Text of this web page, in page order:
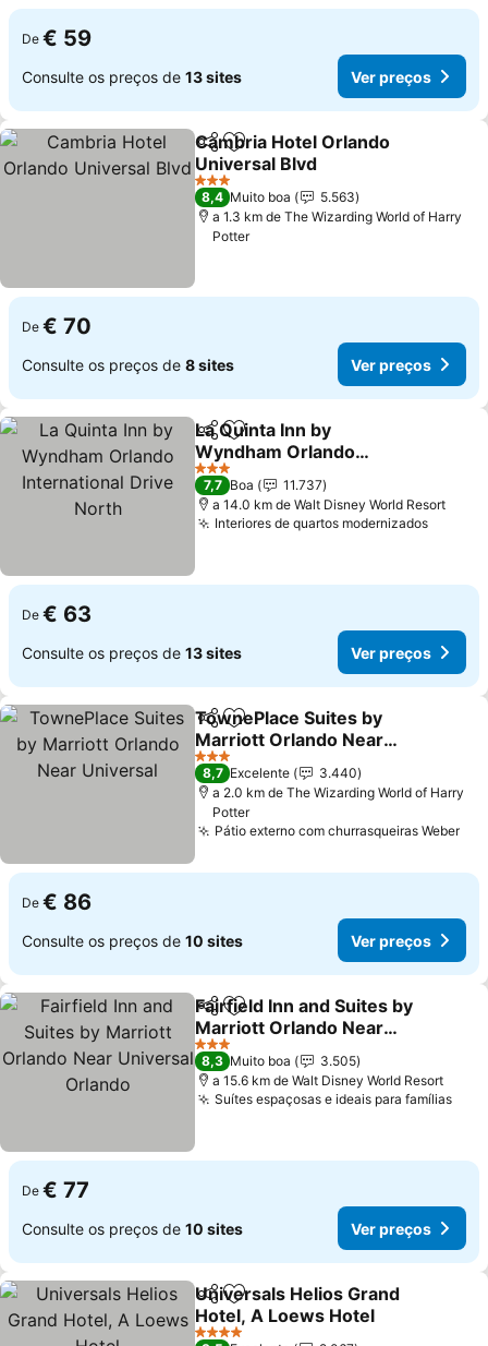
De € 59
Consulte os preços de 13 sites Ver preços
PartilharAdicionar aos favoritos
Cambria Hotel Orlando
Universal Blvd
Ver preços
3 Estrelas
8,4 Muito boa
5.563
a 1.3 km de The Wizarding World of Harry
Potter
De € 70
Consulte os preços de 8 sites Ver preços
PartilharAdicionar aos favoritos
La Quinta Inn by
Wyndham Orlando
International Drive North
Ver preços
3 Estrelas
7,7 Boa
11.737
a 14.0 km de Walt Disney World Resort
Interiores de quartos modernizadosVer
De € 63
Consulte os preços de 13 sites Ver preços
PartilharAdicionar aos favoritos
TownePlace Suites by
Marriott Orlando Near
Universal
Ver preços
3 Estrelas
8,7 Excelente
3.440
a 2.0 km de The Wizarding World of Harry
Potter
Pátio externo com churrasqueiras Weber
De € 86
Consulte os preços de 10 sites Ver preços
PartilharAdicionar aos favoritos
Fairfield Inn and Suites by
Marriott Orlando Near
Universal Orlando
Ver preços
3 Estrelas
8,3 Muito boa
3.505
a 15.6 km de Walt Disney World Resort
Suítes espaçosas e ideais para famíliasVer
De € 77
Consulte os preços de 10 sites Ver preços
PartilharAdicionar aos favoritos
Universals Helios Grand
Hotel, A Loews Hotel
Ver preços
4 Estrelas